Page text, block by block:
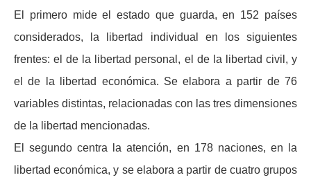
El primero mide el estado que guarda, en 152 países
considerados, la libertad individual en los siguientes
frentes: el de la libertad personal, el de la libertad civil, y
el de la libertad económica. Se elabora a partir de 76
variables distintas, relacionadas con las tres dimensiones
de la libertad mencionadas.
El segundo centra la atención, en 178 naciones, en la
libertad económica, y se elabora a partir de cuatro grupos